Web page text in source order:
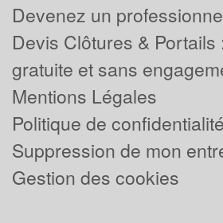
Devenez un
Devis Clôtures & Portails
gratuite et sans
Mentions Légales
Politique de confidentialité
Suppression de mon
Gestion des cookies